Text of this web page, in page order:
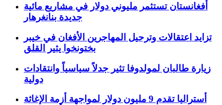
أفغانستان تستثمر مليوني دولار في مشاريع مائية
جديدة بنانغرهار
تزايد اعتقالات وترحيل المهاجرين الأفغان في خيبر
بختونخوا يثير القلق
زيارة طالبان لمولدوفا تثير جدلاً سياسياً وانتقادات
دولية
أستراليا تقدم 9 مليون دولار لمواجهة أزمة الإغاثة